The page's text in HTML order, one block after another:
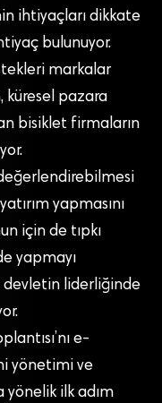
ihtiyaçları dikkate
bulunuyor.
markalar
küresel pazara
bisiklet firmaların
yapmasını
için de tıpkı
yapmayı
devletin liderliğinde
e-
yönetimi ve
yönelik ilk adım